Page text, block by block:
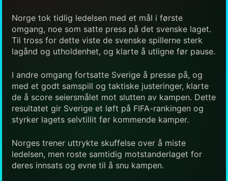
Norge tok tidlig ledelsen med et mål i første
omgang, noe som satte press på det svenske laget.
Til tross for dette viste de svenske spillerne sterk
lagånd og utholdenhet, og klarte å utligne før pause.
I andre omgang fortsatte Sverige å presse på, og
med et godt samspill og taktiske justeringer, klarte
de å score seiersmålet mot slutten av kampen. Dette
resultatet gir Sverige et løft på FIFA-rankingen og
styrker lagets selvtillit før kommende kamper.
Norges trener uttrykte skuffelse over å miste
ledelsen, men roste samtidig motstanderlaget for
deres innsats og evne til å snu kampen.